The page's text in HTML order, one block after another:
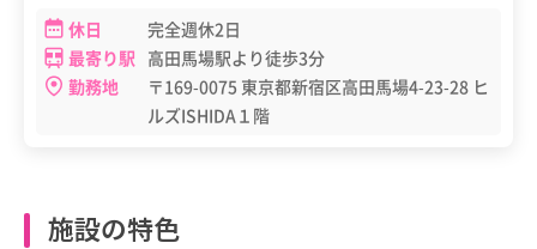
休日
完全週休2日
最寄り駅 高田馬場駅より徒歩3分
勤務地
〒169-0075 東京都新宿区高田馬場4-23-28 ヒ
ルズISHIDA１階
施設の特色